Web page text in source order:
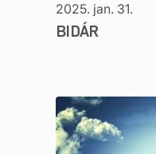
2025. jan. 31.
BIDÁR